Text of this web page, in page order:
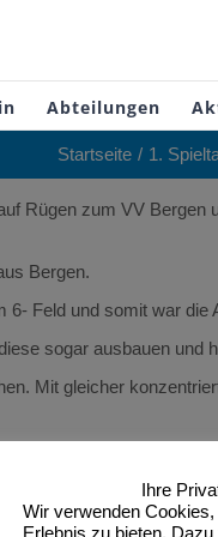
Abteilungen
Startseite 1.
Rügen zum VV Bergen
Bergen.
Feld und somit war
sogar ausbauen
Mit gleicher
gegen den TSV Malchin.
wird.
Ihre
Wir verwenden
Erlebnis zu bieten.